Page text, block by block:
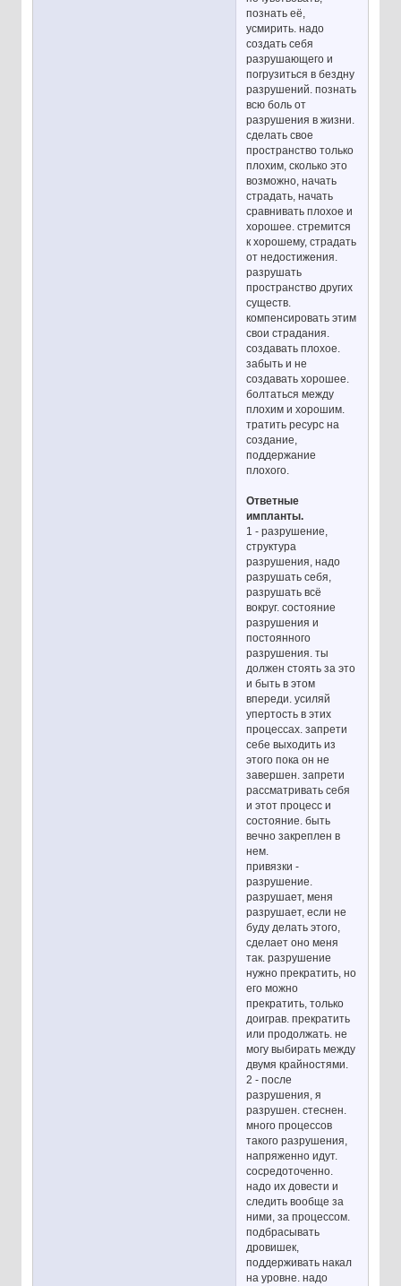
познать её,
усмирить. надо
создать себя
разрушающего и
погрузиться в бездну
разрушений. познать
всю боль от
разрушения в жизни.
сделать свое
пространство только
плохим, сколько это
возможно, начать
страдать, начать
сравнивать плохое и
хорошее. стремится
к хорошему, страдать
от недостижения.
разрушать
пространство других
существ.
компенсировать этим
свои страдания.
создавать плохое.
забыть и не
создавать хорошее.
болтаться между
плохим и хорошим.
тратить ресурс на
создание,
поддержание
плохого.
Ответные
импланты.
1 - разрушение,
структура
разрушения, надо
разрушать себя,
разрушать всё
вокруг. состояние
разрушения и
постоянного
разрушения. ты
должен стоять за это
и быть в этом
впереди. усиляй
упертость в этих
процессах. запрети
себе выходить из
этого пока он не
завершен. запрети
рассматривать себя
и этот процесс и
состояние. быть
вечно закреплен в
нем.
привязки -
разрушение.
разрушает, меня
разрушает, если не
буду делать этого,
сделает оно меня
так. разрушение
нужно прекратить, но
его можно
прекратить, только
доиграв. прекратить
или продолжать. не
могу выбирать между
двумя крайностями.
2 - после
разрушения, я
разрушен. стеснен.
много процессов
такого разрушения,
напряженно идут.
сосредоточенно.
надо их довести и
следить вообще за
ними, за процессом.
подбрасывать
дровишек,
поддерживать накал
на уровне. надо